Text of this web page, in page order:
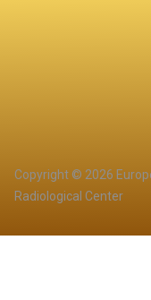
Copyright © 2026
Radiological Center